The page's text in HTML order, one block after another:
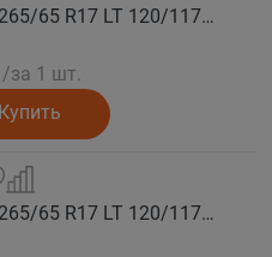
COMFORSER Автошина 265/65 R17 LT 120/117Q CF9000 R/T RWL 10PR лето
/за 1 шт.
Купить
COMFORSER Автошина 265/65 R17 LT 120/117Q CF9000 R/T RWL 10PR лето